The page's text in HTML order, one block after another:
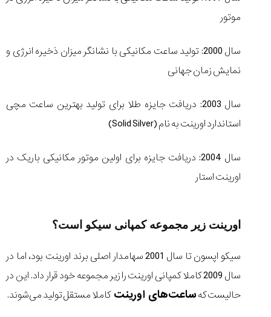
موتور
سال 2000: تولید ساعت مکانیکی با نشانگر میزان ذخیره انرژی و
نمایش زمان جهانی
سال 2003: دریافت جایزه طلا برای تولید بهترین ساعت مچی
استاندارد اورینت به نام (Solid Silver)
سال 2004: دریافت جایزه برای اولین موتور مکانیکی باریک در
اورینت استار
اورینت زیر مجموعه کمپانی سیکو است؟
سیکو اپسون تا سال 2001 سهامدار اصلی برند اورینت بود، اما در
سال 2009 کاملا کمپانی اورینت را زیر مجموعه خود قرار داد. این در
حالیست کهساعت‌های اورینتکاملا مستقل تولید می‌شوند.